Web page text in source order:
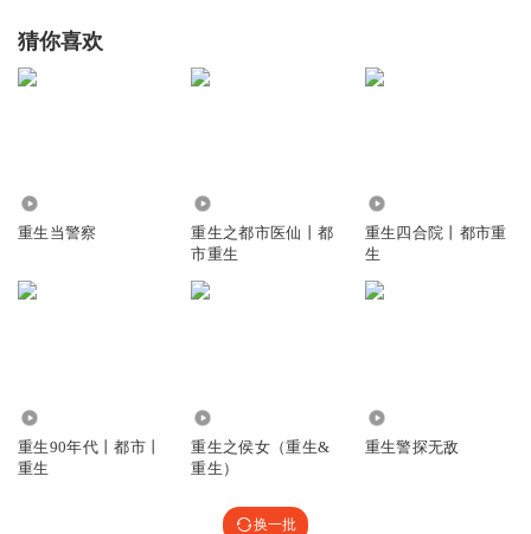
猜你喜欢
重生当警察
重生之都市医仙丨都
市重生
重生四合院丨都市重
生
重生90年代丨都市丨
重生
重生之侯女（重生&
重生）
重生警探无敌
换一批